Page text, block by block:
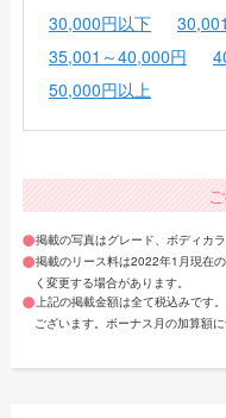
30,000円以下
35,001～40,000円
50,000円以上
掲載の写真はグレード、ボディカ
掲載のリース料は2022年1月現在
く変更する場合があります。
上記の掲載金額は全て税込みです
ございます。ボーナス月の加算額